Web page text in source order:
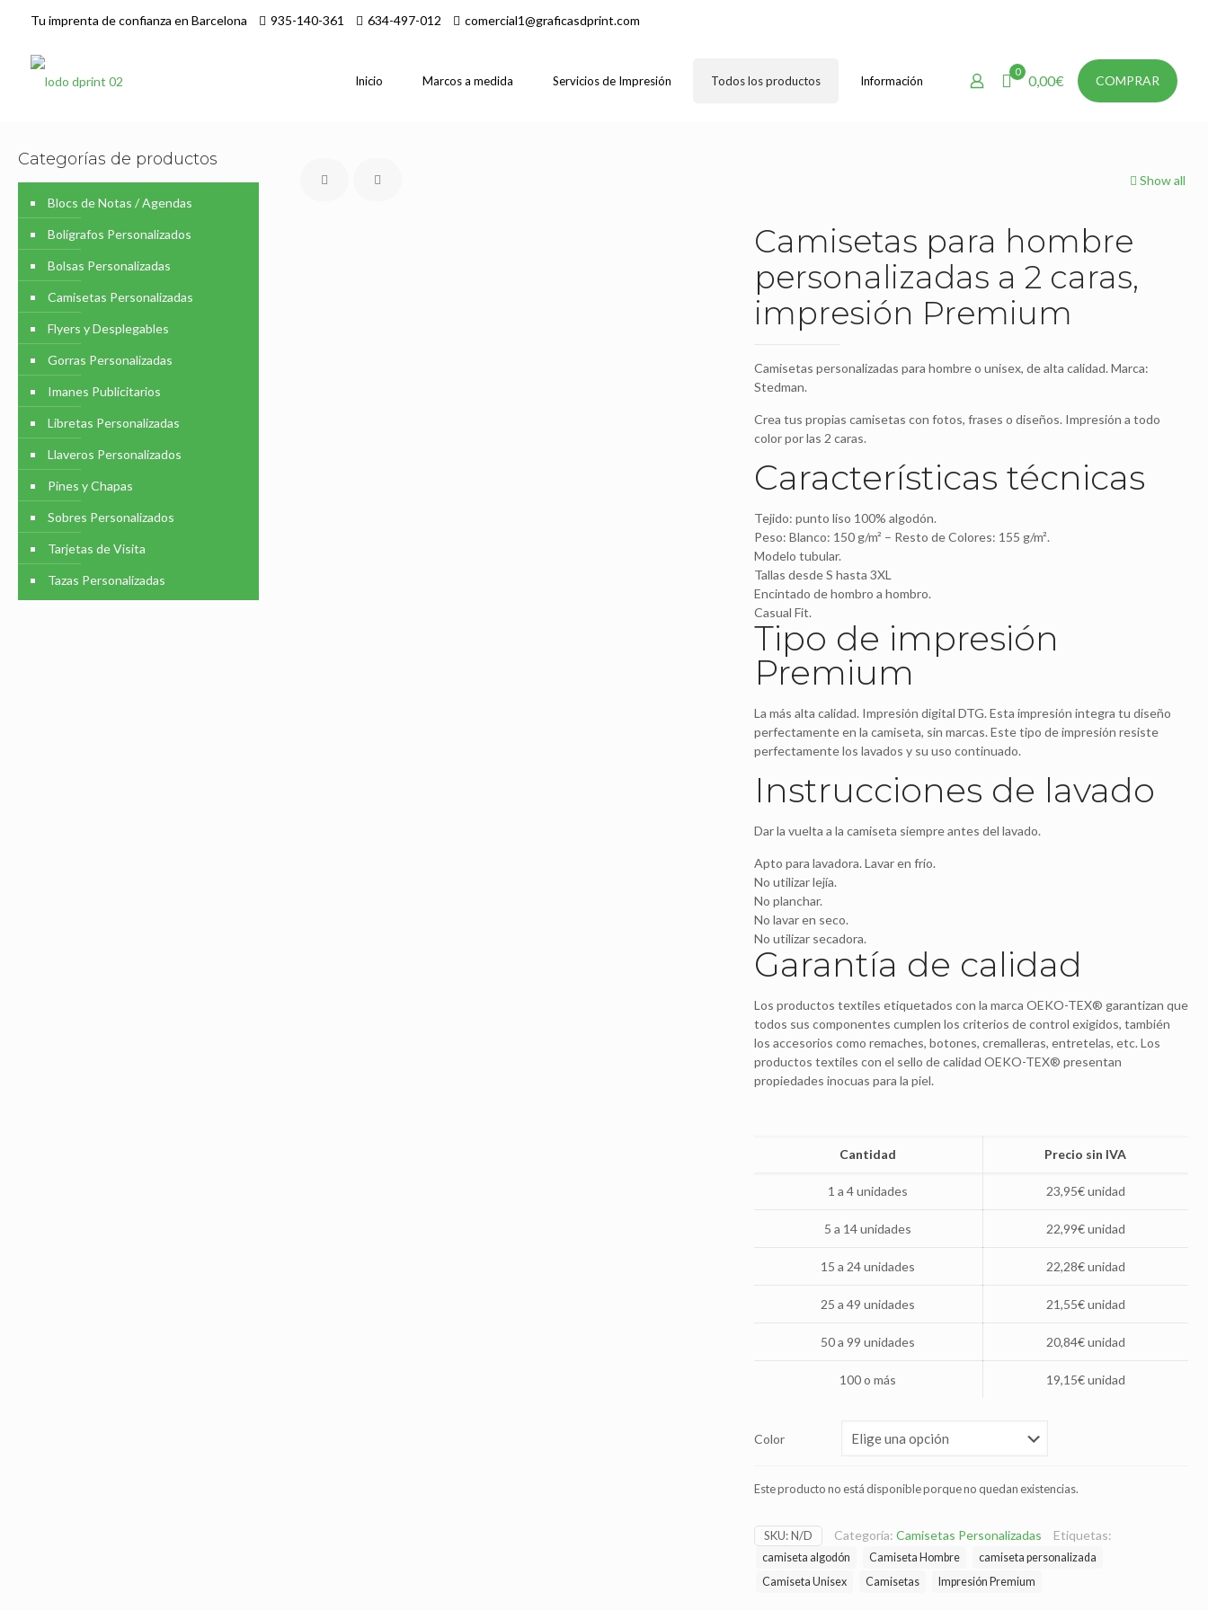
Tu imprenta de confianza en Barcelona 935-140-361 634-497-012 comercial1@graficasdprint.com
Inicio Marcos a medida Servicios de Impresión Todos los productos Información
0
0,00€ COMPRAR
Show all
Camisetas para hombre
personalizadas a 2 caras,
impresión Premium
Camisetas personalizadas para hombre o unisex, de alta calidad. Marca:
Stedman.
Crea tus propias camisetas con fotos, frases o diseños. Impresión a todo
color por las 2 caras.
Características técnicas
Tejido: punto liso 100% algodón.
Peso: Blanco: 150 g/m² – Resto de Colores: 155 g/m².
Modelo tubular.
Tallas desde S hasta 3XL
Encintado de hombro a hombro.
Casual Fit.
Tipo de impresión
Premium
La más alta calidad. Impresión digital DTG. Esta impresión integra tu diseño
perfectamente en la camiseta, sin marcas. Este tipo de impresión resiste
perfectamente los lavados y su uso continuado.
Instrucciones de lavado
Dar la vuelta a la camiseta siempre antes del lavado.
Apto para lavadora. Lavar en frío.
No utilizar lejía.
No planchar.
No lavar en seco.
No utilizar secadora.
Garantía de calidad
Los productos textiles etiquetados con la marca OEKO-TEX® garantizan que
todos sus componentes cumplen los criterios de control exigidos, también
los accesorios como remaches, botones, cremalleras, entretelas, etc. Los
productos textiles con el sello de calidad OEKO-TEX® presentan
propiedades inocuas para la piel.
Cantidad Precio sin IVA
1 a 4 unidades 23,95€ unidad
5 a 14 unidades 22,99€ unidad
15 a 24 unidades 22,28€ unidad
25 a 49 unidades 21,55€ unidad
50 a 99 unidades 20,84€ unidad
100 o más 19,15€ unidad
Color
Este producto no está disponible porque no quedan existencias.
SKU:N/D Categoría: Camisetas Personalizadas Etiquetas:
camiseta algodón Camiseta Hombre
camiseta personalizada
Camiseta Unisex
Camisetas Impresión Premium
Categorías de productos
Blocs de Notas / Agendas
Bolígrafos Personalizados
Bolsas Personalizadas
Camisetas Personalizadas
Flyers y Desplegables
Gorras Personalizadas
Imanes Publicitarios
Libretas Personalizadas
Llaveros Personalizados
Pines y Chapas
Sobres Personalizados
Tarjetas de Visita
Tazas Personalizadas